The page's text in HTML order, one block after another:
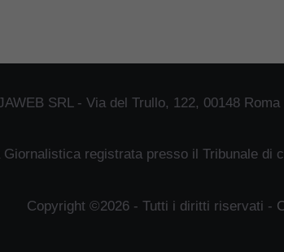
SRL - Via del Trullo, 122, 00148
Giornalistica registrata presso il Tribunale di
Copyright ©2026 - Tutti i diritti riservati -